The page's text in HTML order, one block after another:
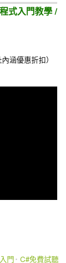
式入門教學 /
涵優惠折扣）
門 C#免費試聽